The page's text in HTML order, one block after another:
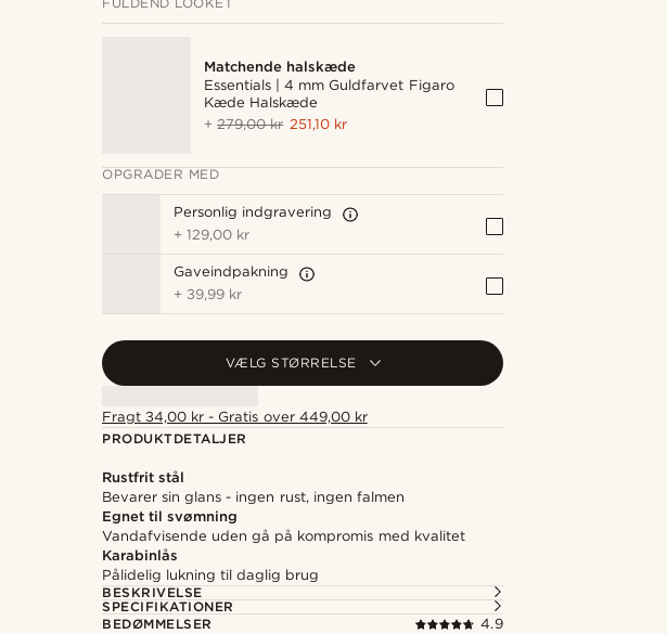
Matchende halskæde
Essentials | 4 mm Guldfarvet Figaro
Kæde Halskæde
+279,00 kr 251,10 kr
OPGRADER MED
Personlig indgravering
+129,00 kr
Gaveindpakning
+ 39,99 kr
VÆLG STØRRELSE
Fragt 34,00 kr - Gratis over 449,00 kr
PRODUKTDETALJER
Rustfrit stål
Bevarer sin glans - ingen rust, ingen falmen
Egnet til svømning
Vandafvisende uden gå på kompromis med kvalitet
Karabinlås
Pålidelig lukning til daglig brug
BESKRIVELSE
SPECIFIKATIONER
BEDØMMELSER
4.9